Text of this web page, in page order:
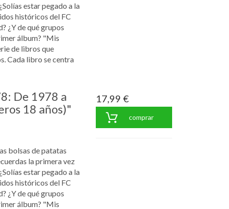
estar pegado a la
históricos del FC
¿Y de qué grupos
álbum? "Mis
de libros que
Cada libro se centra
De 1978 a
18 años)"
bolsas de patatas
la primera vez
estar pegado a la
históricos del FC
¿Y de qué grupos
álbum? "Mis
17,99 €
comprar